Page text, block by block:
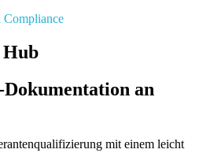
Compliance
an
mit einem leicht